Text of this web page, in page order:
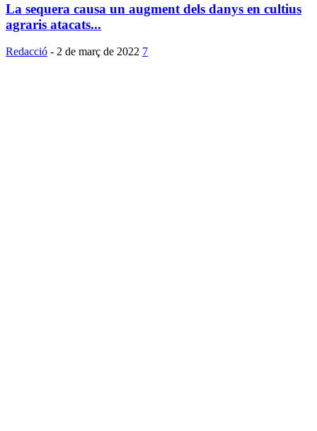
La sequera causa un augment dels danys en cultius
agraris atacats...
Redacció - 2 de març de 2022 7